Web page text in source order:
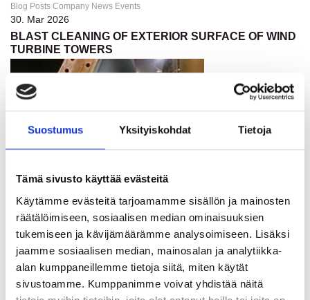
Suostumus Yksityiskohdat Tietoja
Tämä sivusto käyttää evästeitä
Käytämme evästeitä tarjoamamme sisällön ja mainosten
räätälöimiseen, sosiaalisen median ominaisuuksien
tukemiseen ja kävijämäärämme analysoimiseen. Lisäksi
jaamme sosiaalisen median, mainosalan ja analytiikka-
alan kumppaneillemme tietoja siitä, miten käytät
sivustoamme. Kumppanimme voivat yhdistää näitä
Blog Posts Company News Events
30. Mar 2026
BLAST CLEANING OF EXTERIOR SURFACE OF WIND
TURBINE TOWERS
26. Mar 2026
BLAST CLEANING IN WINDPOWER INDUSTRY